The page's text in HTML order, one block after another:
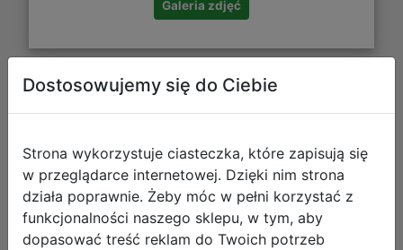
Galeria zdjęć
Spongebob Kanciastoporty Gra
Dostosowujemy się do Ciebie
Strona wykorzystuje ciasteczka, które zapisują się
w przeglądarce internetowej. Dzięki nim strona
działa poprawnie. Żeby móc w pełni korzystać z
funkcjonalności naszego sklepu, w tym, aby
dopasować treść reklam do Twoich potrzeb